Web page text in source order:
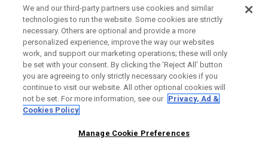
UNTERNEHMENSPROFIL
RECHTLICHES-
We and our third-party partners use cookies and similar
technologies to run the website. Some cookies are strictly
necessary. Others are optional and provide a more
personalized experience, improve the way our websites
work, and support our marketing operations; these will only
be set with your consent. By clicking the ‘Reject All' button
you are agreeing to only strictly necessary cookies if you
continue to visit our website. All other optional cookies will
not be set. For more information, see our Privacy, Ad &
Cookies Policy
Manage Cookie Preferences